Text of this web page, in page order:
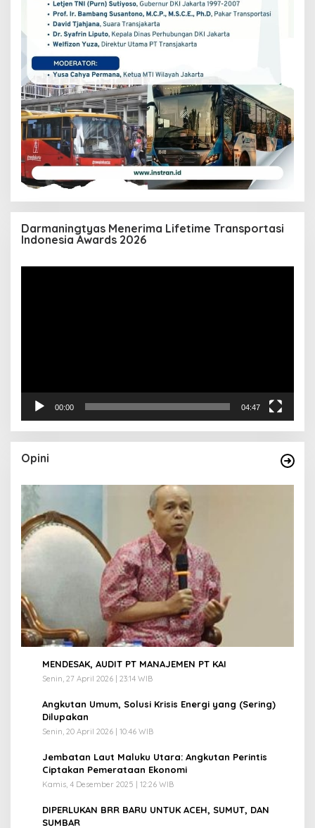
Darmaningtyas Menerima Lifetime Transportasi
Indonesia Awards 2026
00:00 04:47
Opini
MENDESAK, AUDIT PT MANAJEMEN PT KAI
Senin, 27 April 2026 | 23:14 WIB
Angkutan Umum, Solusi Krisis Energi yang (Sering)
Dilupakan
Senin, 20 April 2026 | 10:46 WIB
Jembatan Laut Maluku Utara: Angkutan Perintis
Ciptakan Pemerataan Ekonomi
Kamis, 4 Desember 2025 | 12:26 WIB
DIPERLUKAN BRR BARU UNTUK ACEH, SUMUT, DAN
SUMBAR